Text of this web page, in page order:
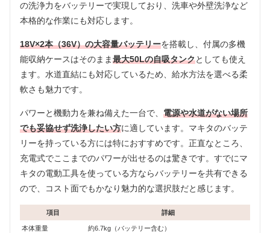
の洗浄力をバッテリーで実現しており、洗車や外壁洗浄など
本格的な作業にも対応します。
18V×2本（36V）の大容量バッテリーを搭載し、付属の多機
能収納ケースはそのまま最大50Lの自吸タンクとしても使え
ます。水道直結にも対応しているため、給水方法を選べる柔
軟さも魅力です。
パワーと機動力を兼ね備えた一台で、 電源や水道がない場所
でも妥協せず洗浄したい方に適しています。マキタのバッテ
リーを持っている方には特におすすめです。正直なところ、
充電式でここまでのパワーが出せるのは驚きです。すでにマ
キタの電動工具を使っている方ならバッテリーを共有できる
ので、コスト面でもかなり魅力的な選択肢だと感じます。
項目 詳細
本体重量 約6.7kg（バッテリー含む）